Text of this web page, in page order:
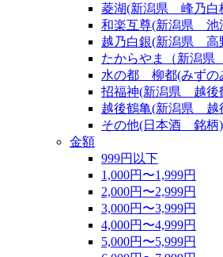
菱湖(新潟県 峰乃白
和楽互尊(新潟県 池
越乃白銀(新潟県 高
たからやま（新潟県
水の都 柳都(みず
招福神(新潟県 越後
越後鶴亀(新潟県 越
その他(日本酒 銘柄)
金額
999円以下
1,000円〜1,999円
2,000円〜2,999円
3,000円〜3,999円
4,000円〜4,999円
5,000円〜5,999円